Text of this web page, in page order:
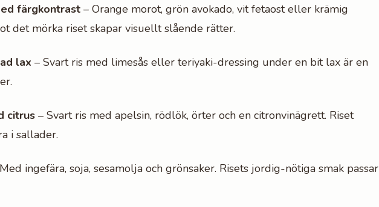
färgkontrast – Orange morot, grön avokado, vit fetaost eller krämig
det mörka riset skapar visuellt slående rätter.
lax – Svart ris med limesås eller teriyaki-dressing under en bit lax är en
citrus – Svart ris med apelsin, rödlök, örter och en citronvinägrett. Riset
i sallader.
ingefära, soja, sesamolja och grönsaker. Risets jordig-nötiga smak passar